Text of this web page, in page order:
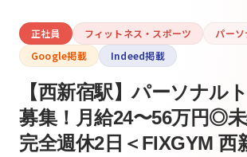
正社員 フィットネス・スポーツ
パー
Google掲載
Indeed掲載
【西新宿駅】パーソナル
募集！月給24〜56万円◎未
完全週休2日＜FIXGYM 西